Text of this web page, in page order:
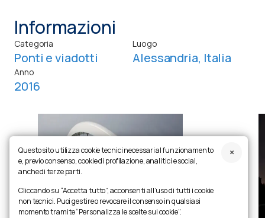
Informazioni
Categoria
Ponti e viadotti
Luogo
Alessandria, Italia
Anno
2016
Questo sito utilizza cookie tecnici necessari al funzionamento
e, previo consenso, cookie di profilazione, analitici e social,
anche di terze parti.
Cliccando su “Accetta tutto”, acconsenti all’uso di tutti i cookie
non tecnici. Puoi gestire o revocare il consenso in qualsiasi
momento tramite “Personalizza le scelte sui cookie”.